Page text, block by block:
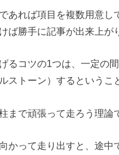
あれば項目を複数用意し
ば勝手に記事が出来上が
るコツの1つは、一定の
ストーン）するというこ
まで頑張って走ろう理論
かって走り出すと、途中